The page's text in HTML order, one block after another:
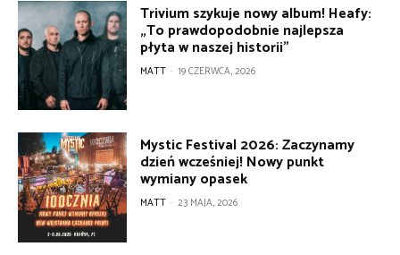
Trivium szykuje nowy album! Heafy:
„To prawdopodobnie najlepsza
płyta w naszej historii”
MATT - 19 CZERWCA, 2026
Mystic Festival 2026: Zaczynamy
dzień wcześniej! Nowy punkt
wymiany opasek
MATT - 23 MAJA, 2026